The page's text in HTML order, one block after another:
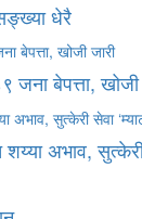
धेरै
जना बेपत्ता, खोजी
अभाव, सुत्केरी